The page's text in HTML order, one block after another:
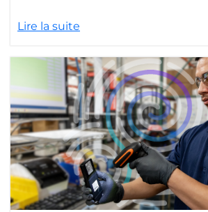
Lire la suite